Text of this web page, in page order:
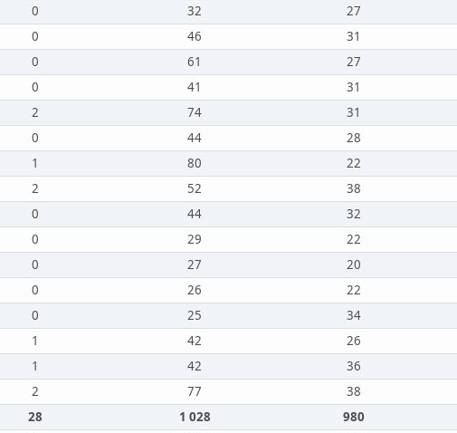
0 32 27
0 46 31
0 61 27
0 41 31
2 74 31
0 44 28
1 80 22
2 52 38
0 44 32
0 29 22
0 27 20
0 26 22
0 25 34
1 42 26
1 42 36
2 77 38
28 1 028 980